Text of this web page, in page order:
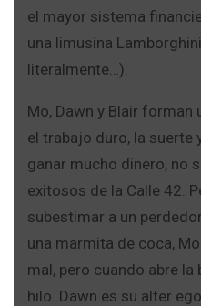
el mayor sistema
una limusina
literalmente…).
Mo, Dawn y Blair
el trabajo duro, la suerte
ganar mucho dinero, no
exitosos de la Calle 42.
subestimar a un
una marmita de coca,
mal, pero cuando abre
hilo. Dawn es su alter